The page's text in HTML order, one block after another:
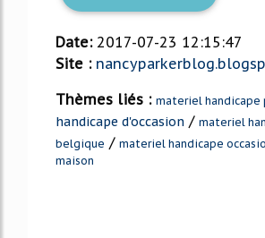
Date: 2017-07-23 12:15:47
Site :
Thèmes liés : materiel handicape
handicape d'occasion / materiel
belgique / materiel handicape
maison